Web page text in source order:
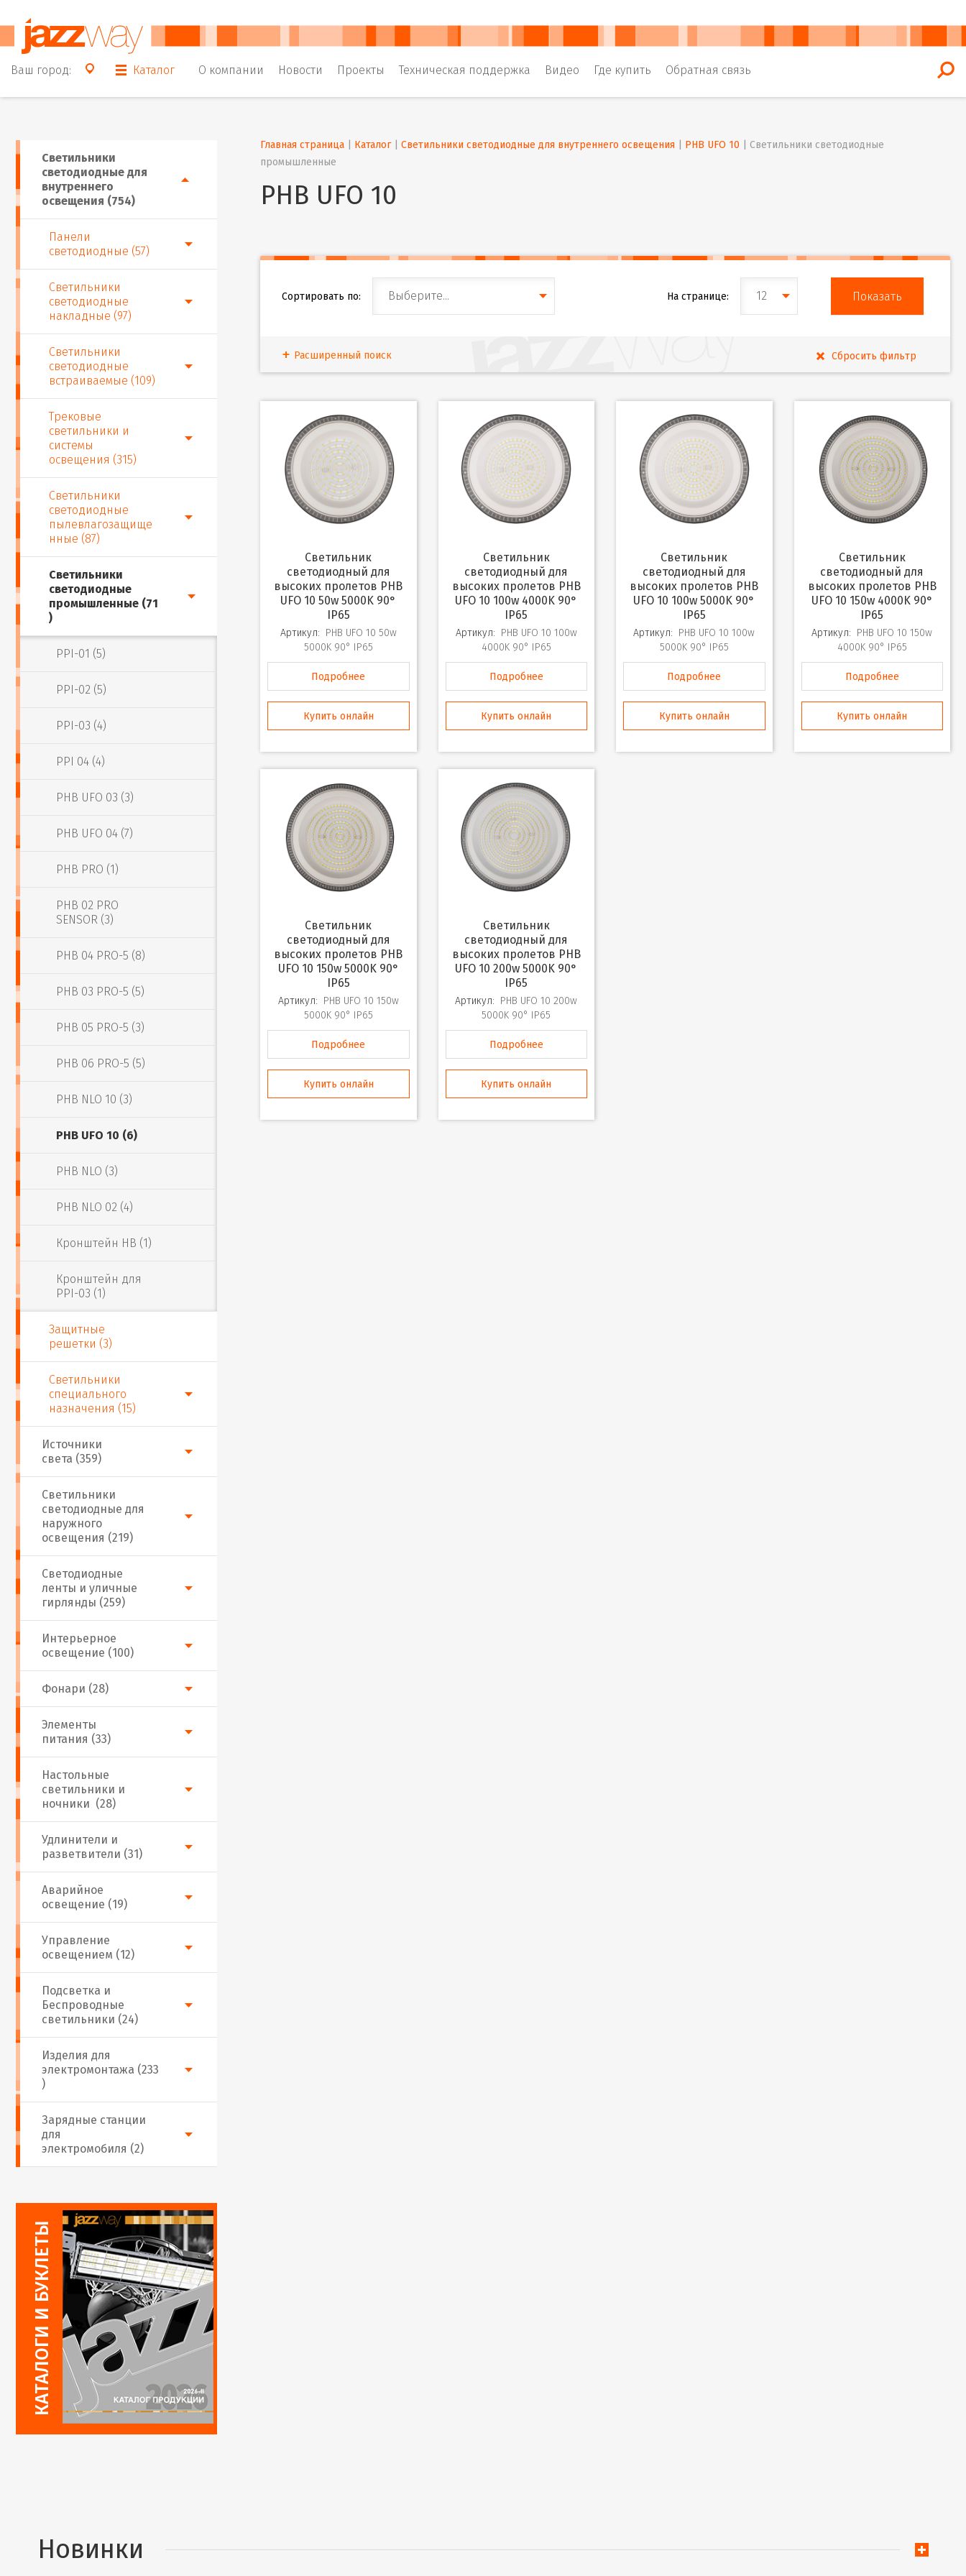
Ваш город: Каталог О компании Новости Проекты Техническая поддержка Видео Где купить Обратная связь
Фонари (28)
Аварийное
освещение (19)
Настольные
светильники и
ночники (28)
Подсветка и
Беспроводные
светильники (24)
Интерьерное
освещение (100)
Изделия для
электромонтажа (233
)
Источники
света (359)
Светодиодные
ленты и уличные
гирлянды (259)
Светильники
светодиодные для
внутреннего
освещения (754)
Панели
светодиодные (57)
Светильники
светодиодные
накладные (97)
Светильники
светодиодные
встраиваемые (109)
Трековые
светильники и
системы
освещения (315)
Светильники
светодиодные
пылевлагозащище
нные (87)
Светильники
светодиодные
промышленные (71
)
PPI-01 (5)
PPI-02 (5)
PPI-03 (4)
PPI 04 (4)
PHB UFO 03 (3)
PHB UFO 04 (7)
PHB PRO (1)
PHB 02 PRO
SENSOR (3)
PHB 04 PRO-5 (8)
PHB 03 PRO-5 (5)
PHB 05 PRO-5 (3)
PHB 06 PRO-5 (5)
PHB NLO 10 (3)
PHB UFO 10 (6)
PHB NLO (3)
PHB NLO 02 (4)
Кронштейн HB (1)
Кронштейн для
PPI-03 (1)
Защитные
решетки (3)
Светильники
специального
назначения (15)
Светильники
светодиодные для
наружного
освещения (219)
Удлинители и
разветвители (31)
Управление
освещением (12)
Элементы
питания (33)
Зарядные станции
для
электромобиля (2)
Главная страница Каталог | Светильники светодиодные для внутреннего освещения PHB UFO 10
Светильники светодиодные
промышленные
PHB UFO 10
Сортировать по: Выберите... На странице: 12
Расширенный поиск
Светильник
светодиодный для
высоких пролетов PHB
UFO 10 50w 5000K 90°
IP65
Артикул: PHB UFO 10 50w
5000K 90° IP65
Подробнее
Купить онлайн
Светильник
светодиодный для
высоких пролетов PHB
UFO 10 100w 4000K 90°
IP65
Артикул: PHB UFO 10 100w
4000K 90° IP65
Подробнее
Купить онлайн
Светильник
светодиодный для
высоких пролетов PHB
UFO 10 100w 5000K 90°
IP65
Артикул: PHB UFO 10 100w
5000K 90° IP65
Подробнее
Купить онлайн
Светильник
светодиодный для
высоких пролетов PHB
UFO 10 150w 4000K 90°
IP65
Артикул: PHB UFO 10 150w
4000K 90° IP65
Подробнее
Купить онлайн
Светильник
светодиодный для
высоких пролетов PHB
UFO 10 150w 5000K 90°
IP65
Артикул: PHB UFO 10 150w
5000K 90° IP65
Подробнее
Купить онлайн
Светильник
светодиодный для
высоких пролетов PHB
UFO 10 200w 5000K 90°
IP65
Артикул: PHB UFO 10 200w
5000K 90° IP65
Подробнее
Купить онлайн
Новинки